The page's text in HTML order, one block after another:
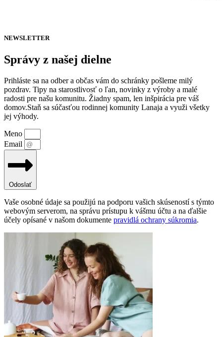
NEWSLETTER
Správy z našej dielne
Prihláste sa na odber a občas vám do schránky pošleme milý
pozdrav. Tipy na starostlivosť o ľan, novinky z výroby a malé
radosti pre našu komunitu. Žiadny spam, len inšpirácia pre váš
domov.Staň sa súčasťou rodinnej komunity Lanaja a využi všetky
jej výhody.
Meno
Email
Odoslať
Vaše osobné údaje sa použijú na podporu vašich skúseností s týmto
webovým serverom, na správu prístupu k vášmu účtu a na ďalšie
účely opísané v našom dokumente pravidlá ochrany súkromia.